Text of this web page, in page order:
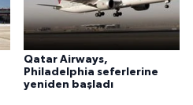
Qatar Airways,
Philadelphia seferlerine
yeniden başladı